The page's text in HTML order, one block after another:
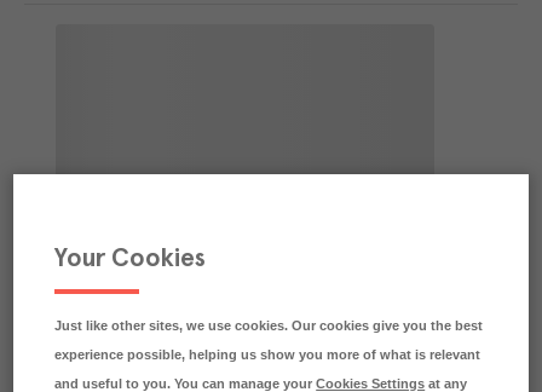
Your Cookies
Just like other sites, we use cookies. Our cookies give you the best
experience possible, helping us show you more of what is relevant
and useful to you. You can manage yourCookies Settings at any